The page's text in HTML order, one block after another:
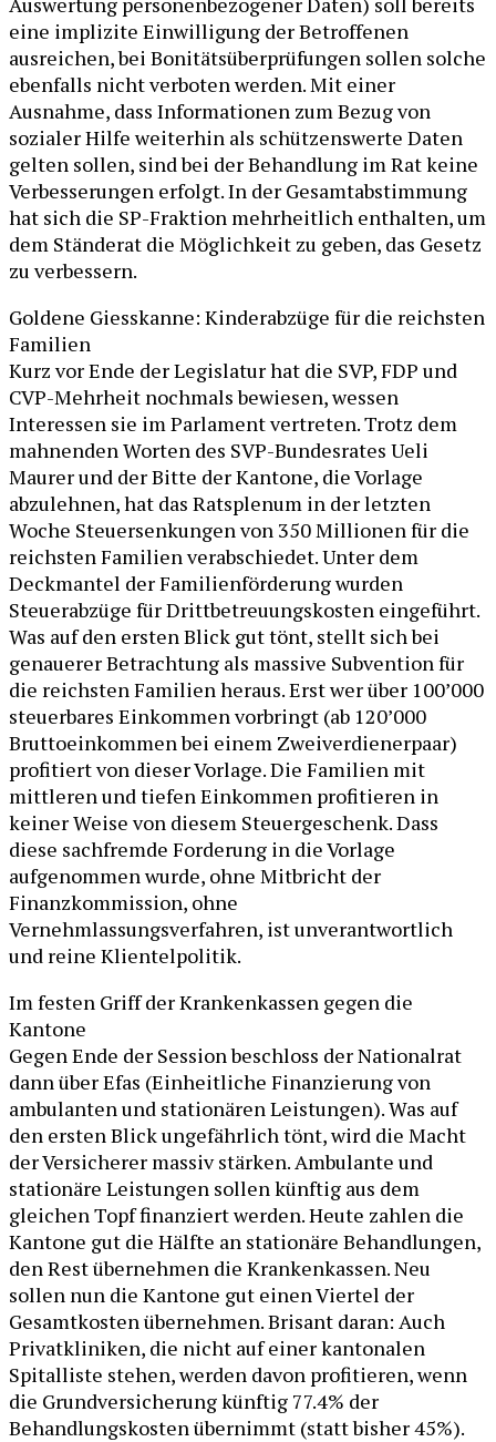
eine implizite Einwilligung der Betroffenen
ausreichen, bei Bonitätsüberprüfungen sollen solche
ebenfalls nicht verboten werden. Mit einer
Ausnahme, dass Informationen zum Bezug von
sozialer Hilfe weiterhin als schützenswerte Daten
gelten sollen, sind bei der Behandlung im Rat keine
Verbesserungen erfolgt. In der Gesamtabstimmung
hat sich die SP-Fraktion mehrheitlich enthalten, um
dem Ständerat die Möglichkeit zu geben, das Gesetz
zu verbessern.
Goldene Giesskanne: Kinderabzüge für die reichsten
Familien
Kurz vor Ende der Legislatur hat die SVP, FDP und
CVP-Mehrheit nochmals bewiesen, wessen
Interessen sie im Parlament vertreten. Trotz dem
mahnenden Worten des SVP-Bundesrates Ueli
Maurer und der Bitte der Kantone, die Vorlage
abzulehnen, hat das Ratsplenum in der letzten
Woche Steuersenkungen von 350 Millionen für die
reichsten Familien verabschiedet. Unter dem
Deckmantel der Familienförderung wurden
Steuerabzüge für Drittbetreuungskosten eingeführt.
Was auf den ersten Blick gut tönt, stellt sich bei
genauerer Betrachtung als massive Subvention für
die reichsten Familien heraus. Erst wer über 100’000
steuerbares Einkommen vorbringt (ab 120’000
Bruttoeinkommen bei einem Zweiverdienerpaar)
profitiert von dieser Vorlage. Die Familien mit
mittleren und tiefen Einkommen profitieren in
keiner Weise von diesem Steuergeschenk. Dass
diese sachfremde Forderung in die Vorlage
aufgenommen wurde, ohne Mitbricht der
Finanzkommission, ohne
Vernehmlassungsverfahren, ist unverantwortlich
und reine Klientelpolitik.
Im festen Griff der Krankenkassen gegen die
Kantone
Gegen Ende der Session beschloss der Nationalrat
dann über Efas (Einheitliche Finanzierung von
ambulanten und stationären Leistungen). Was auf
den ersten Blick ungefährlich tönt, wird die Macht
der Versicherer massiv stärken. Ambulante und
stationäre Leistungen sollen künftig aus dem
gleichen Topf finanziert werden. Heute zahlen die
Kantone gut die Hälfte an stationäre Behandlungen,
den Rest übernehmen die Krankenkassen. Neu
sollen nun die Kantone gut einen Viertel der
Gesamtkosten übernehmen. Brisant daran: Auch
Privatkliniken, die nicht auf einer kantonalen
Spitalliste stehen, werden davon profitieren, wenn
die Grundversicherung künftig 77.4% der
Behandlungskosten übernimmt (statt bisher 45%).